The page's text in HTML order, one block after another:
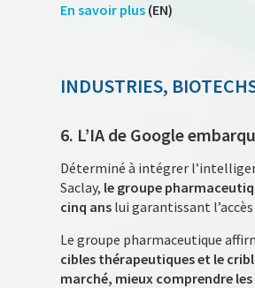
En savoir plus (EN)
INDUSTRIES,
6. L’IA de Google
Déterminé à intégrer
Saclay, le groupe
cinq ans lui garantissant
Le groupe pharmaceutique
cibles thérapeutiques et le
marché, mieux comprendre